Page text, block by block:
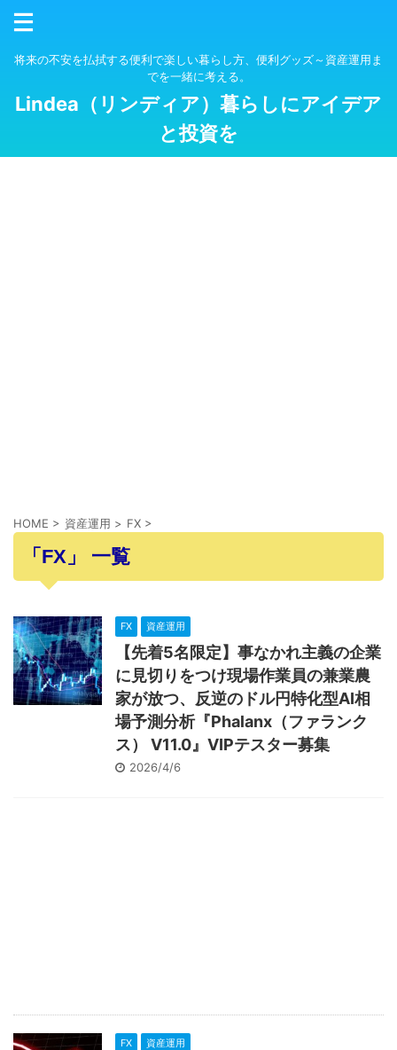
将来の不安を払拭する便利で楽しい暮らし方、便利グッズ～資産運用ま
でを一緒に考える。
Lindea（リンディア）暮らしにアイデア
と投資を
HOME > 資産運用 > FX >
「FX」 一覧
FX 資産運用
【先着5名限定】事なかれ主義の企業
に見切りをつけ現場作業員の兼業農
家が放つ、反逆のドル円特化型AI相
場予測分析『Phalanx（ファランク
ス） V11.0』VIPテスター募集
2026/4/6
FX 資産運用